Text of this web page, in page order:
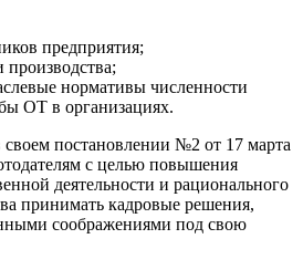
предприятия;
производства;
нормативы численности
ОТ в организациях.
постановлении №2 от 17 марта
с целью повышения
деятельности и рационального
принимать кадровые решения,
соображениями под свою